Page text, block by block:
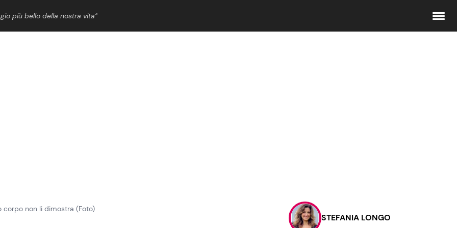
più bello della nostra vita”
Contattaci
Pubblicità
corpo non li dimostra (Foto)
STEFANIA LONGO